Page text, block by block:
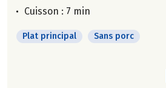
Cuisson : 7 min
Plat principal Sans porc